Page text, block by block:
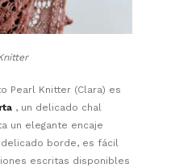
Pearl Knitter (Clara) es
, un delicado chal
un elegante encaje
delicado borde, es fácil
escritas disponibles